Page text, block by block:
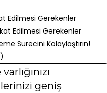
Edilmesi Gerekenler
Edilmesi Gerekenler
Sürecini Kolaylaştırın!
geniş